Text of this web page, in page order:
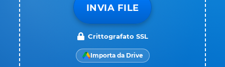
INVIA FILE
Crittografato SSL
Importa da Drive